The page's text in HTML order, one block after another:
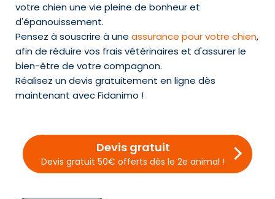
votre chien une vie pleine de bonheur et
d'épanouissement.
Pensez à souscrire à une assurance pour votre chien,
afin de réduire vos frais vétérinaires et d'assurer le
bien-être de votre compagnon.
Réalisez un devis gratuitement en ligne dès
maintenant avec Fidanimo !
Devis gratuit
Devis gratuit 50€ offerts dès le 2e animal !